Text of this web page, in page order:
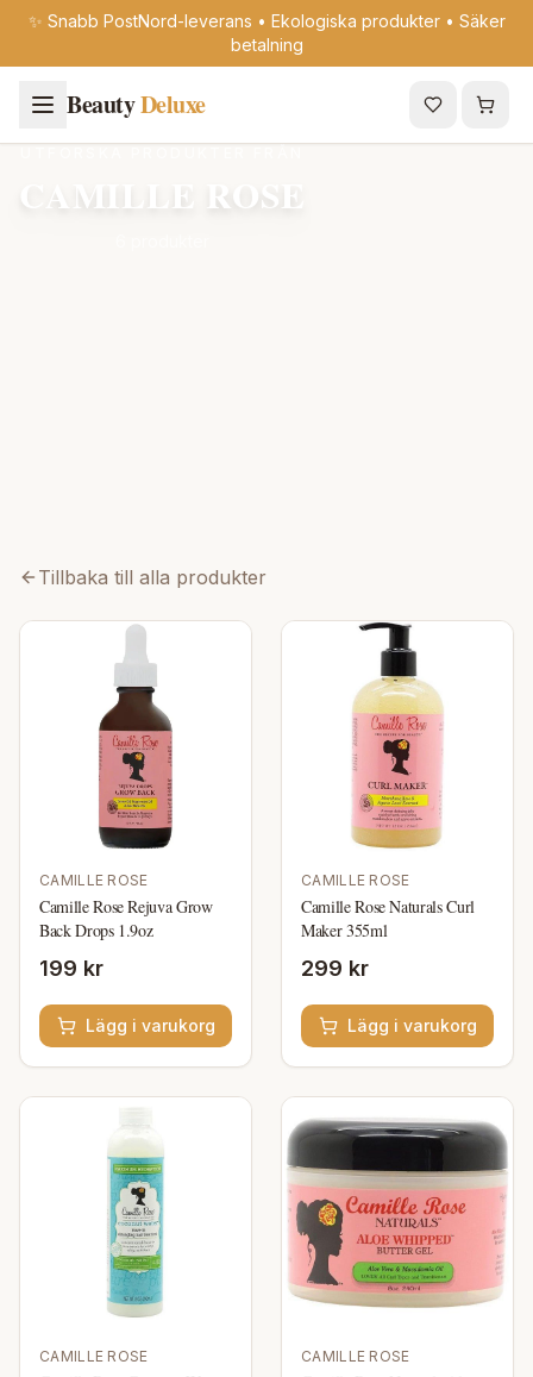
✨ Snabb PostNord-leverans • Ekologiska produkter • Säker
betalning
BeautyDeluxe
CAMILLE ROSE
Tillbaka till alla produkter
CAMILLE ROSE
Camille Rose Rejuva Grow
Back Drops 1.9oz
199 kr
Lägg i varukorg
CAMILLE ROSE
Camille Rose Naturals Curl
Maker 355ml
299 kr
Lägg i varukorg
CAMILLE ROSE CAMILLE ROSE